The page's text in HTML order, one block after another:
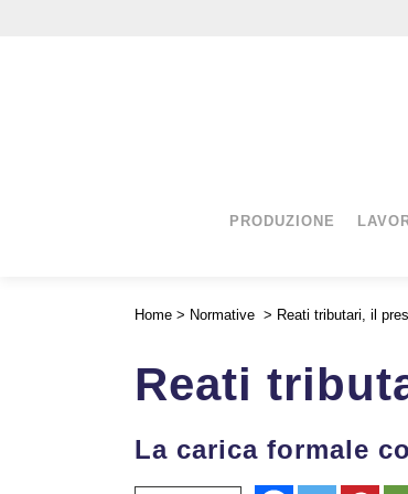
PRODUZIONE
Home > Normative > Reati tributari, il
Reati
La carica formale